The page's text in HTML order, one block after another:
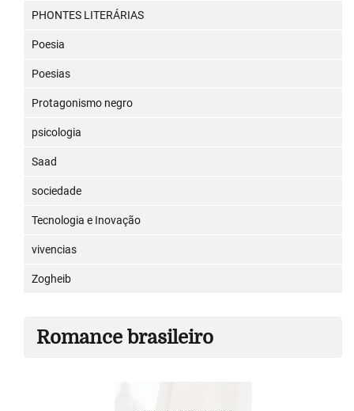
PHONTES LITERÁRIAS
Poesia
Poesias
Protagonismo negro
psicologia
Saad
sociedade
Tecnologia e Inovação
vivencias
Zogheib
Romance brasileiro